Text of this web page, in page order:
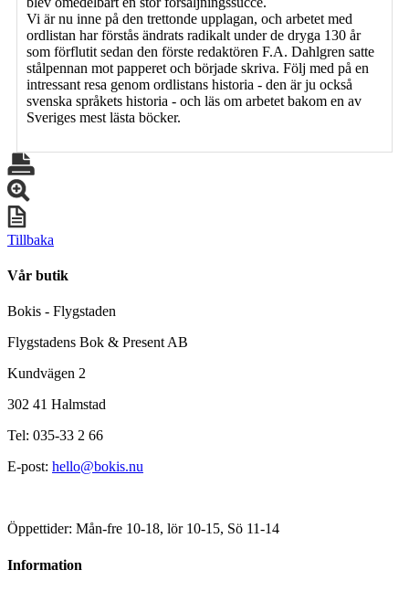
Vi är nu inne på den trettonde upplagan, och arbetet med
ordlistan har förstås ändrats radikalt under de dryga 130 år
som förflutit sedan den förste redaktören F.A. Dahlgren satte
stålpennan mot papperet och började skriva. Följ med på en
intressant resa genom ordlistans historia - den är ju också
svenska språkets historia - och läs om arbetet bakom en av
Sveriges mest lästa böcker.
Tillbaka
Vår butik
Bokis - Flygstaden
Flygstadens Bok & Present AB
Kundvägen 2
302 41 Halmstad
Tel: 035-33 2 66
E-post: hello@bokis.nu
Öppettider: Mån-fre 10-18, lör 10-15, Sö 11-14
Information